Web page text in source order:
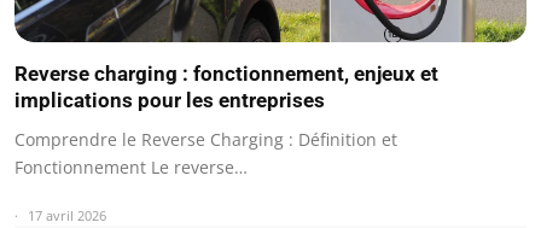
Reverse charging : fonctionnement, enjeux et
implications pour les entreprises
Comprendre le Reverse Charging : Définition et
Fonctionnement Le reverse…
17 avril 2026